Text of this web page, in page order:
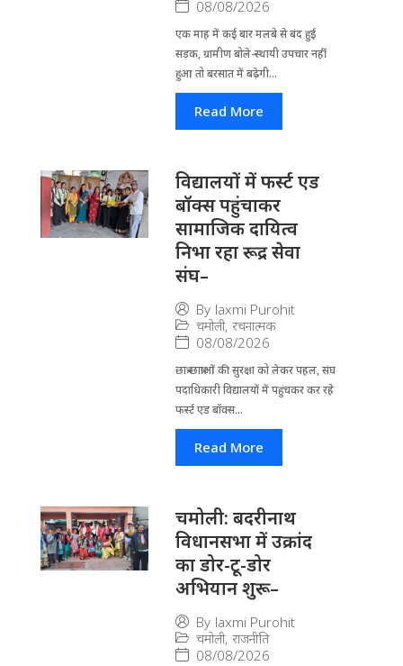
08/08/2026
एक माह में कई बार मलबे से बंद हुई
सड़क, ग्रामीण बोले-स्थायी उपचार नहीं
हुआ तो बरसात में बढ़ेगी...
Read More
विद्यालयों में फर्स्ट एड
बॉक्स पहुंचाकर
सामाजिक दायित्व
निभा रहा रूद्र सेवा
संघ–
By laxmi Purohit
चमोली, रचनात्मक
08/08/2026
छात्र-छात्राओं की सुरक्षा को लेकर पहल, संघ
पदाधिकारी विद्यालयों में पहुंचकर कर रहे
फर्स्ट एड बॉक्स...
Read More
चमोली: बदरीनाथ
विधानसभा में उक्रांद
का डोर-टू-डोर
अभियान शुरू–
By laxmi Purohit
चमोली, राजनीति
08/08/2026